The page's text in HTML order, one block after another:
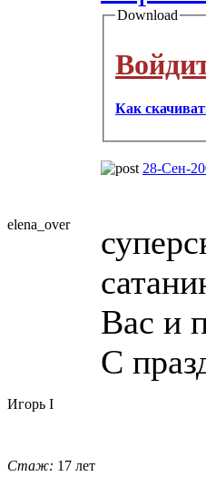
Download
Как
elena_over
28-Сен-
Вас и
С
Игорь I
Стаж: 17 лет